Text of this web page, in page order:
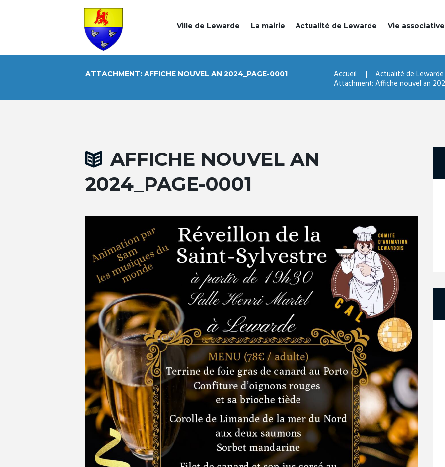
Ville de Lewarde La mairie Actualité de Lewarde Vie associative
ATTACHMENT: AFFICHE NOUVEL AN 2024_PAGE-0001 Accueil Actualité de Lewarde
Attachment: Affiche nouvel an
AFFICHE NOUVEL AN
2024_PAGE-0001